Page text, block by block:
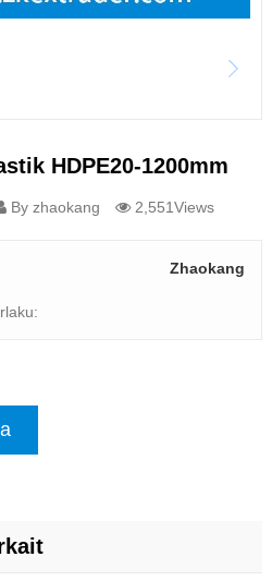
HDPE20-1200mm
By zhaokang 2,551Views
Zhaokang